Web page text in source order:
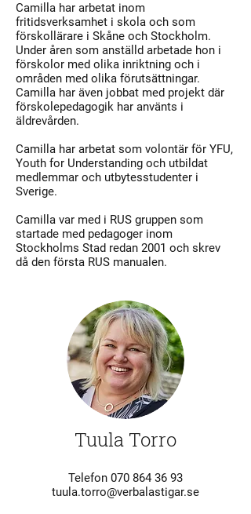
Camilla har arbetat inom
fritidsverksamhet i skola och som
förskollärare i Skåne och Stockholm.
Under åren som anställd arbetade hon i
förskolor med olika inriktning och i
områden med olika förutsättningar.
Camilla har även jobbat med projekt där
förskolepedagogik har använts i
äldrevården.
Camilla har arbetat som volontär för YFU,
Youth for Understanding och utbildat
medlemmar och utbytesstudenter i
Sverige.
Camilla var med i RUS gruppen som
startade med pedagoger inom
Stockholms Stad redan 2001 och skrev
då den första RUS manualen.
Tuula Torro
Telefon 070 864 36 93
tuula.torro@verbalastigar.se